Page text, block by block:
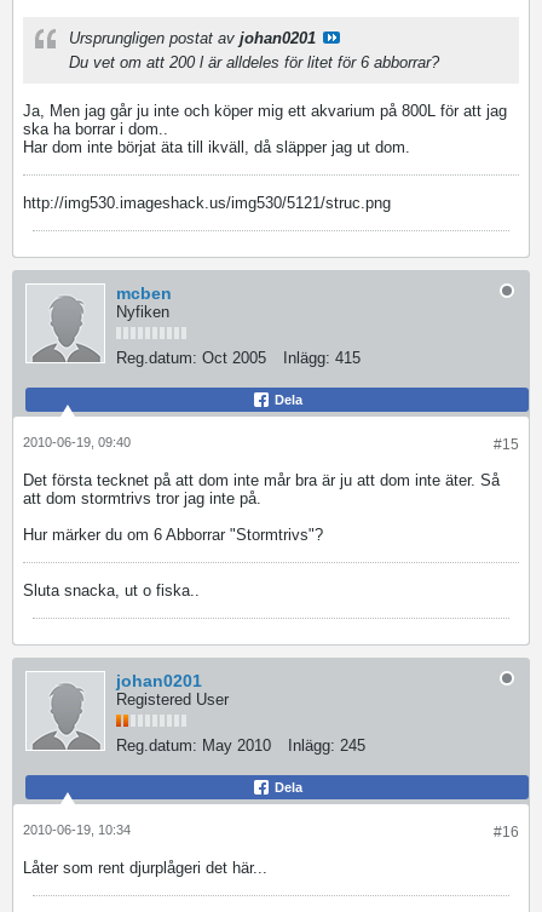
Ursprungligen postat av johan0201
Du vet om att 200 l är alldeles för litet för 6 abborrar?
Ja, Men jag går ju inte och köper mig ett akvarium på 800L för att jag
ska ha borrar i dom..
Har dom inte börjat äta till ikväll, då släpper jag ut dom.
http://img530.imageshack.us/img530/5121/struc.png
mcben
Nyfiken
Reg.datum: Oct 2005 Inlägg: 415
Dela
#15
2010-06-19, 09:40
Det första tecknet på att dom inte mår bra är ju att dom inte äter. Så
att dom stormtrivs tror jag inte på.
Hur märker du om 6 Abborrar "Stormtrivs"?
Sluta snacka, ut o fiska..
johan0201
Registered User
Reg.datum: May 2010 Inlägg: 245
Dela
#16
2010-06-19, 10:34
Låter som rent djurplågeri det här...